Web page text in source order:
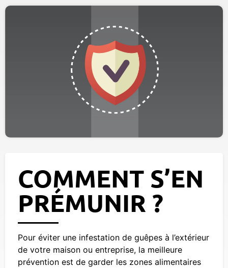
COMMENT S’EN
PRÉMUNIR ?
Pour éviter une infestation de guêpes à l’extérieur
de votre maison ou entreprise, la meilleure
prévention est de garder les zones alimentaires